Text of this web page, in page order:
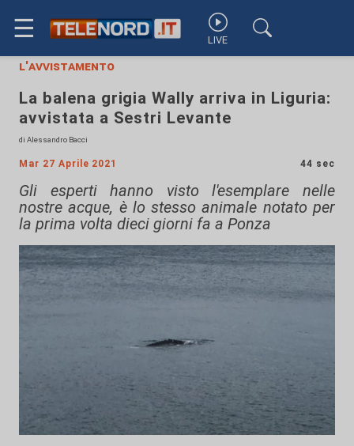
☰ LIVE
l'avvistamento
La balena grigia Wally arriva in Liguria:
avvistata a Sestri Levante
di Alessandro Bacci
Mar 27 Aprile 2021 44 sec
Gli esperti hanno visto l'esemplare nelle
nostre acque, è lo stesso animale notato per
la prima volta dieci giorni fa a Ponza